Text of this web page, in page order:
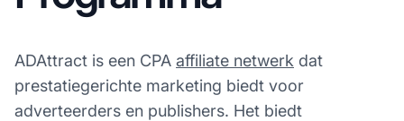
ADAttract is een CPA affiliate netwerk dat
prestatiegerichte marketing biedt voor
adverteerders en publishers. Het biedt